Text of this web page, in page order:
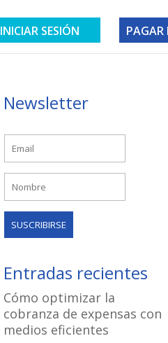
INICIAR SESIÓN PAGAR
Newsletter
Entradas recientes
Cómo optimizar la
cobranza de expensas con
medios eficientes